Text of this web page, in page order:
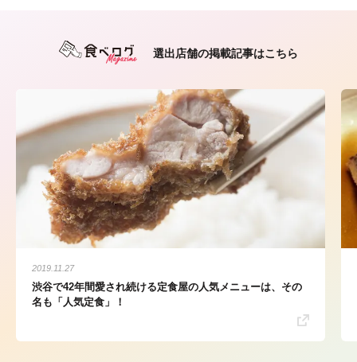
選出店舗の掲載記事はこちら
2019.11.27
渋谷で42年間愛され続ける定食屋の人気メニューは、その
名も「人気定食」！